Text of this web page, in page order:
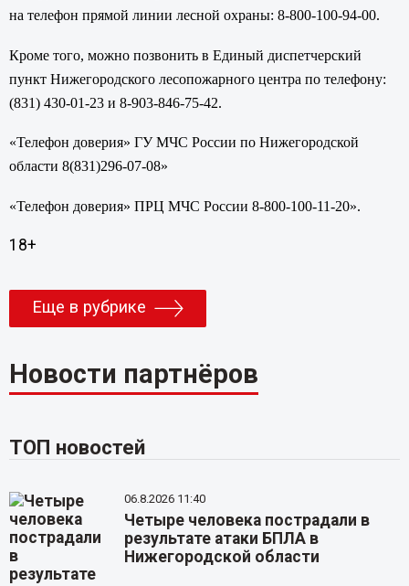
на телефон прямой линии лесной охраны: 8-800-100-94-00.
Кроме того, можно позвонить в Единый диспетчерский
пункт Нижегородского лесопожарного центра по телефону:
(831) 430-01-23 и 8-903-846-75-42.
«Телефон доверия» ГУ МЧС России по Нижегородской
области 8(831)296-07-08»
«Телефон доверия» ПРЦ МЧС России 8-800-100-11-20».
18+
Еще в рубрике
Новости партнёров
ТОП новостей
06.8.2026 11:40
Четыре человека пострадали в
результате атаки БПЛА в
Нижегородской области